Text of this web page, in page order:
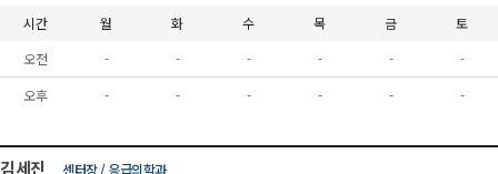
시간 월 화 수 목 금
토
오전
- - - - -
-
오후
- - - - - -
김세진 센터장 / 응급의학과